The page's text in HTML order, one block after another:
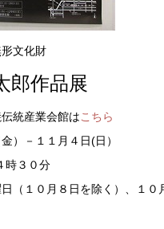
文化財
作品展
統産業会館はこちら
）－１１月４日(日）
時３０分
（１０月８日を除く）、１０